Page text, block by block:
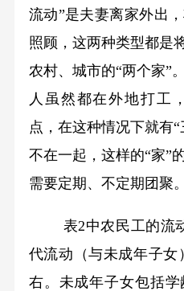
流动”是夫妻离家外出
照顾，这两种类型都是
农村、城市的“两个家”
人虽然都在外地打工
点，在这种情况下就有
不在一起，这样的“家”
需要定期、不定期团聚。
表2中农民工的流
代流动（与未成年子女
右。未成年子女包括